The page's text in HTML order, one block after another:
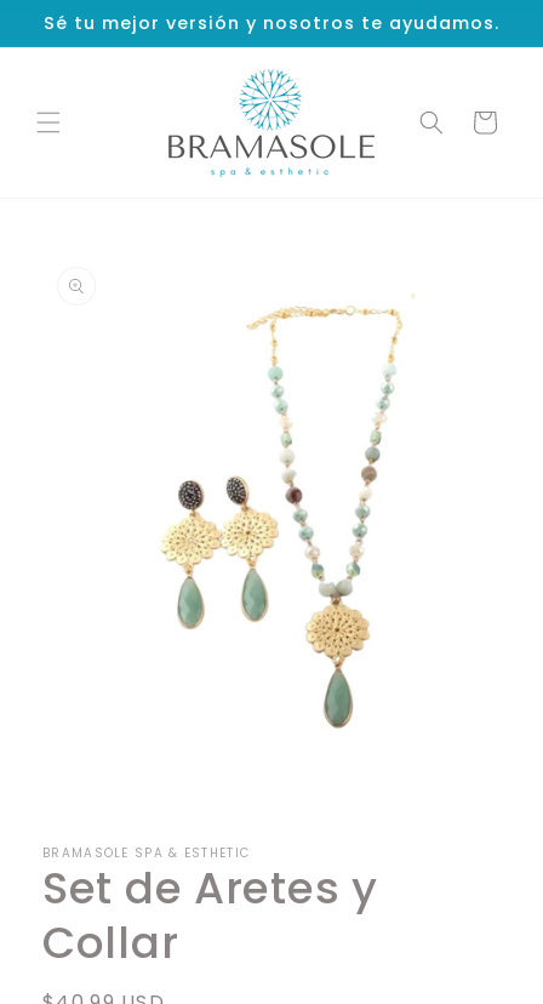
directamente
al contenido
Sé tu mejor versión y nosotros te ayudamos.
Carrito
información
una
ventana
modal
BRAMASOLE SPA & ESTHETIC
Set de Aretes y
Collar